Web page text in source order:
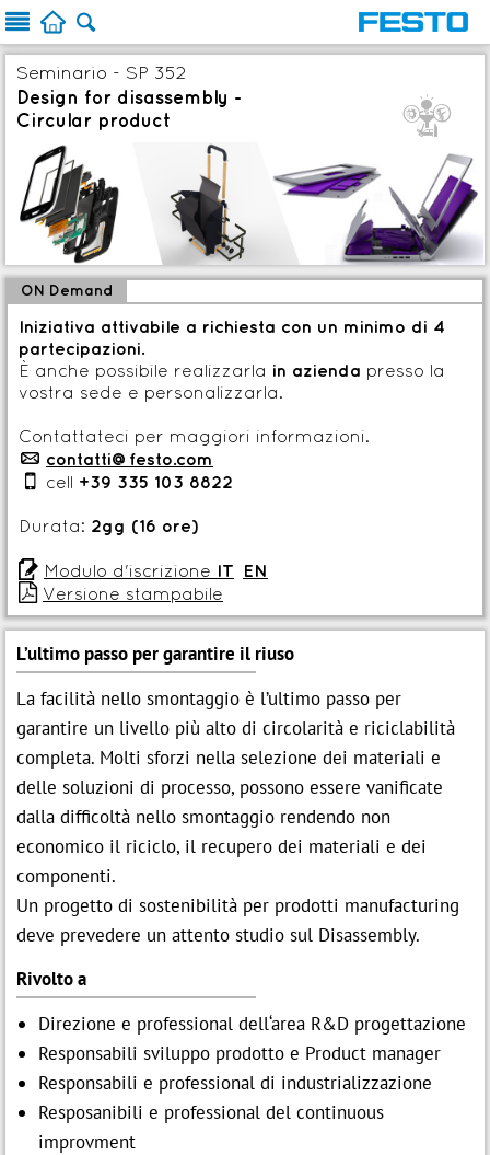
  
L’ultimo passo per garantire il riuso
La facilità nello smontaggio è l’ultimo passo per
garantire un livello più alto di circolarità e riciclabilità
completa. Molti sforzi nella selezione dei materiali e
delle soluzioni di processo, possono essere vanificate
dalla difficoltà nello smontaggio rendendo non
economico il riciclo, il recupero dei materiali e dei
componenti.
Un progetto di sostenibilità per prodotti manufacturing
deve prevedere un attento studio sul Disassembly.
Rivolto a
Direzione e professional dell‘area R&D progettazione
Responsabili sviluppo prodotto e Product manager
Responsabili e professional di industrializzazione
Resposanibili e professional del continuous
improvment
ON Demand
Iniziativa attivabile a richiesta con un minimo di 4
partecipazioni.
È anche possibile realizzarla in azienda presso la
vostra sede e personalizzarla.
Contattateci per maggiori informazioni.
p contatti@festo.com
 cell +39 335 103 8822
Durata: 2gg (16 ore)
 Modulo d'iscrizione IT EN
 Versione stampabile
Seminario - SP 352
Design for disassembly -
Circular product
Q